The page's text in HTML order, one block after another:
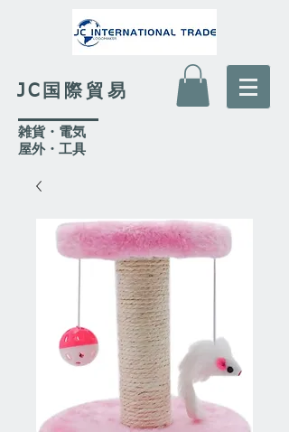
JC国際貿易
​雑貨・電気
​屋外・工具